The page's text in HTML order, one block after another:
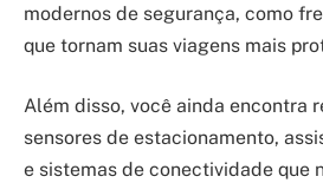
modernos de segurança, como
que tornam suas viagens mais
Além disso, você ainda encontra
sensores de estacionamento,
e sistemas de conectividade que